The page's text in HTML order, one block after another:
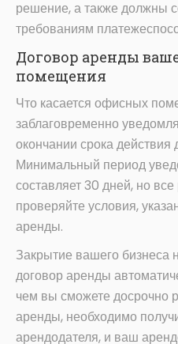
решение, а также должны
требованиям
Договор аренды
помещения
Что касается офисных
заблаговременно
окончании срока
Минимальный период
составляет 30 дней, но
проверяйте условия,
аренды.
Закрытие вашего бизнеса
договор аренды
чем вы сможете досрочно
аренды, необходимо
арендодателя, и ваш